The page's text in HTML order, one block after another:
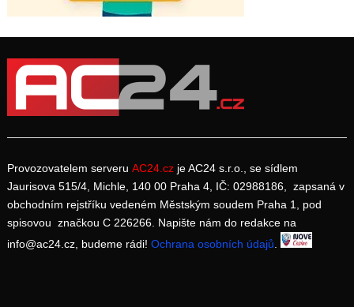
Provozovatelem serveru AC24.cz je AC24 s.r.o., se sídlem
Jaurisova 515/4, Michle, 140 00 Praha 4, IČ: 02988186, zapsaná v
obchodním rejstříku vedeném Městským soudem Praha 1, pod
spisovou značkou C 226266. Napište nám do redakce na
info@ac24.cz, budeme rádi! Ochrana osobních údajů